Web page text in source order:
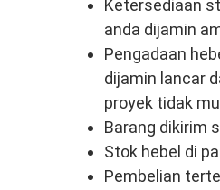
Ketersediaan
anda dijamin
Pengadaan
dijamin lancar
proyek tidak
Barang dikirim
Stok hebel di
Pembelian